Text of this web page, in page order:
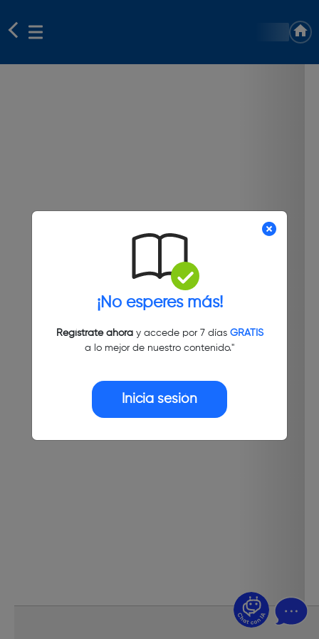
¡No esperes más!
Regístrate ahoray accede por 7 días GRATIS
a lo mejor de nuestro contenido."
Inicia sesión